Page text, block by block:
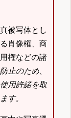
被写体とし
肖像権、商
権などの諸
止のため、
用許諾を取
す。